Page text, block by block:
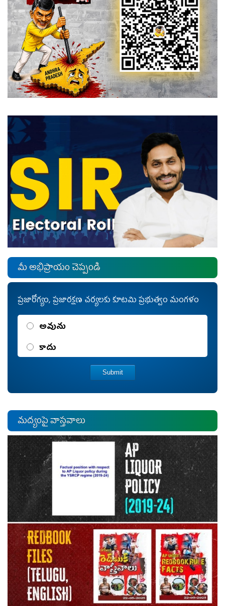
మీ అభిప్రాయం చెప్పండి
ప్రజారోగ్యం, ప్రజారక్షణ చర్యలకు కూట‌మి ప్ర‌భుత్వం మంగళం
అవును
కాదు
Submit
మ‌ద్యంపై వాస్త‌వాలు